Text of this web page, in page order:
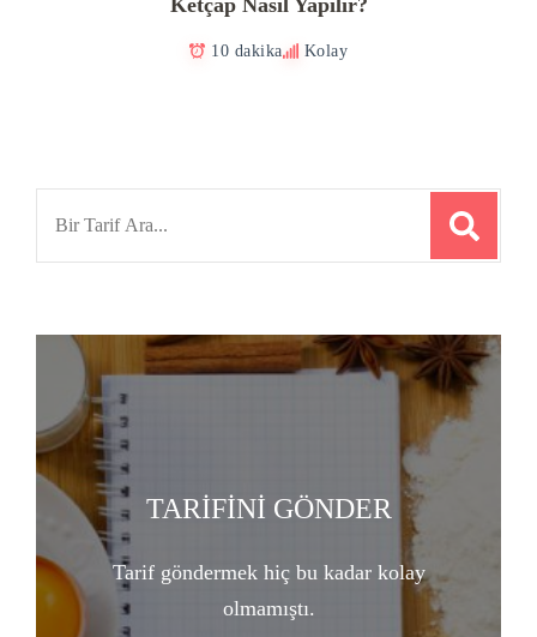
Ketçap Nasıl Yapılır?
10 dakika Kolay
TARİFİNİ GÖNDER
Tarif göndermek hiç bu kadar kolay
olmamıştı.